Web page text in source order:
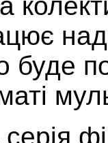
буде
серія